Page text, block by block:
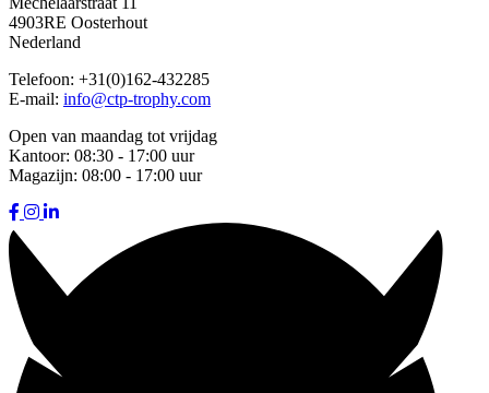
4903RE Oosterhout
Nederland
Telefoon: +31(0)162-432285
E-mail: info@ctp-trophy.com
Open van maandag tot vrijdag
Kantoor: 08:30 - 17:00 uur
Magazijn: 08:00 - 17:00 uur